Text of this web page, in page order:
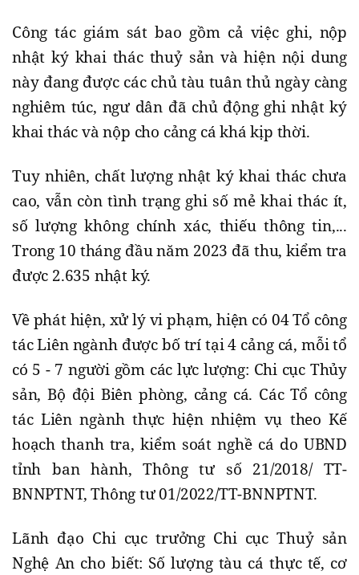
Công tác giám sát bao gồm cả việc ghi, nộp
nhật ký khai thác thuỷ sản và hiện nội dung
này đang được các chủ tàu tuân thủ ngày càng
nghiêm túc, ngư dân đã chủ động ghi nhật ký
khai thác và nộp cho cảng cá khá kịp thời.
Tuy nhiên, chất lượng nhật ký khai thác chưa
cao, vẫn còn tình trạng ghi số mẻ khai thác ít,
số lượng không chính xác, thiếu thông tin,...
Trong 10 tháng đầu năm 2023 đã thu, kiểm tra
được 2.635 nhật ký.
Về phát hiện, xử lý vi phạm, hiện có 04 Tổ công
tác Liên ngành được bố trí tại 4 cảng cá, mỗi tổ
có 5 - 7 người gồm các lực lượng: Chi cục Thủy
sản, Bộ đội Biên phòng, cảng cá. Các Tổ công
tác Liên ngành thực hiện nhiệm vụ theo Kế
hoạch thanh tra, kiểm soát nghề cá do UBND
tỉnh ban hành, Thông tư số 21/2018/ TT-
BNNPTNT, Thông tư 01/2022/TT-BNNPTNT.
Lãnh đạo Chi cục trưởng Chi cục Thuỷ sản
Nghệ An cho biết: Số lượng tàu cá thực tế, cơ